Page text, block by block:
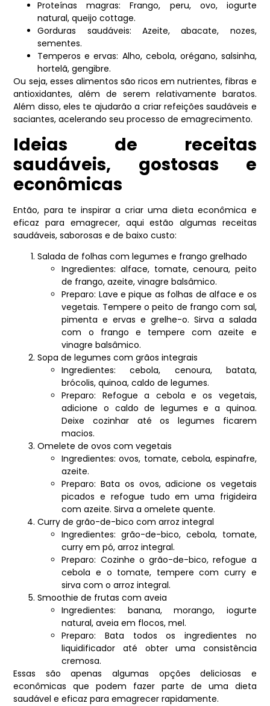
Proteínas magras: Frango, peru, ovo, iogurte
natural, queijo cottage.
Gorduras saudáveis: Azeite, abacate, nozes,
sementes.
Temperos e ervas: Alho, cebola, orégano, salsinha,
hortelã, gengibre.
Ou seja, esses alimentos são ricos em nutrientes, fibras e
antioxidantes, além de serem relativamente baratos.
Além disso, eles te ajudarão a criar refeições saudáveis e
saciantes, acelerando seu processo de emagrecimento.
Ideias de receitas
saudáveis, gostosas e
econômicas
Então, para te inspirar a criar uma dieta econômica e
eficaz para emagrecer, aqui estão algumas receitas
saudáveis, saborosas e de baixo custo:
Salada de folhas com legumes e frango grelhado
Ingredientes: alface, tomate, cenoura, peito
de frango, azeite, vinagre balsâmico.
Preparo: Lave e pique as folhas de alface e os
vegetais. Tempere o peito de frango com sal,
pimenta e ervas e grelhe-o. Sirva a salada
com o frango e tempere com azeite e
vinagre balsâmico.
Sopa de legumes com grãos integrais
Ingredientes: cebola, cenoura, batata,
brócolis, quinoa, caldo de legumes.
Preparo: Refogue a cebola e os vegetais,
adicione o caldo de legumes e a quinoa.
Deixe cozinhar até os legumes ficarem
macios.
Omelete de ovos com vegetais
Ingredientes: ovos, tomate, cebola, espinafre,
azeite.
Preparo: Bata os ovos, adicione os vegetais
picados e refogue tudo em uma frigideira
com azeite. Sirva a omelete quente.
Curry de grão-de-bico com arroz integral
Ingredientes: grão-de-bico, cebola, tomate,
curry em pó, arroz integral.
Preparo: Cozinhe o grão-de-bico, refogue a
cebola e o tomate, tempere com curry e
sirva com o arroz integral.
Smoothie de frutas com aveia
Ingredientes: banana, morango, iogurte
natural, aveia em flocos, mel.
Preparo: Bata todos os ingredientes no
liquidificador até obter uma consistência
cremosa.
Essas são apenas algumas opções deliciosas e
econômicas que podem fazer parte de uma dieta
saudável e eficaz para emagrecer rapidamente.